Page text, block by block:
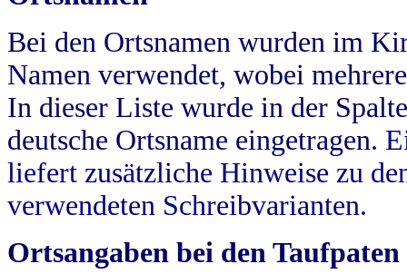
Bei den Ortsnamen wurden im
Namen verwendet, wobei
In dieser Liste wurde in der
deutsche Ortsname eingetragen.
liefert zusätzliche Hinweise zu
verwendeten Schreibvarianten.
Ortsangaben bei den Taufpaten